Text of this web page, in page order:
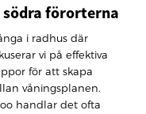
södra förorterna
i radhus där
vi på effektiva
för att skapa
våningsplanen.
handlar det ofta